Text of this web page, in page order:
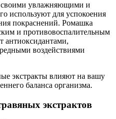
своими увлажняющими и
используют для успокоения
покраснений. Ромашка
и противовоспалительным
антиоксидантами,
воздействиями
экстрактов